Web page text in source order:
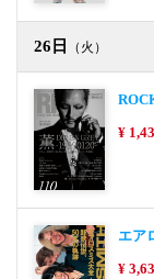
26日 （火）
¥
エア
¥